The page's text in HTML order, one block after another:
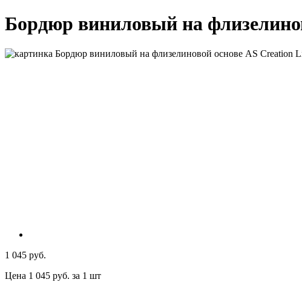
Бордюр виниловый на
1 045 руб.
Цена 1 045 руб. за 1 шт